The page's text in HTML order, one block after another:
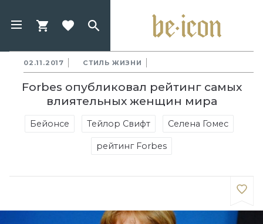
02.11.2017 СТИЛЬ ЖИЗНИ
Forbes опубликовал рейтинг самых
влиятельных женщин мира
Бейонсе Тейлор Свифт Селена Гомес
рейтинг Forbes